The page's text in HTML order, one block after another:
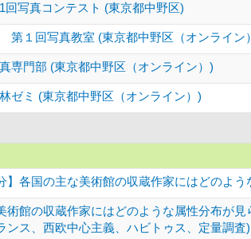
写真コンテスト (東京都中野区)
１回写真教室 (東京都中野区（オンライン
専門部 (東京都中野区（オンライン）)
ゼミ (東京都中野区（オンライン）)
】各国の主な美術館の収蔵作家にはどのよ
術館の収蔵作家にはどのような属性分布が
ンス、西欧中心主義、ハビトゥス、定量調査)